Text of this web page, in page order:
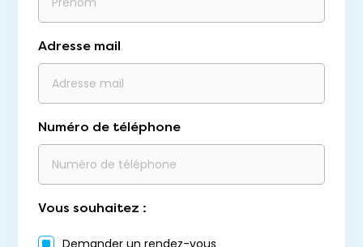
Adresse mail
Numéro de téléphone
Vous souhaitez :
Demander un rendez-vous